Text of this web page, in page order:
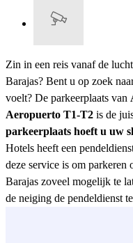
Zin in een reis vanaf de
Barajas? Bent u op zoek
voelt? De parkeerplaats van
Aeropuerto T1-T2 is de
parkeerplaats hoeft u uw
Hotels heeft een
deze service is om
Barajas zoveel mogelijk te
de neiging de pendeldienst